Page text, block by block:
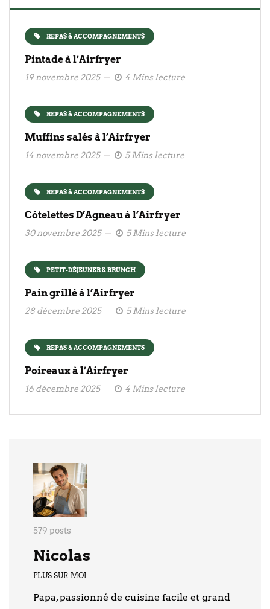
REPAS & ACCOMPAGNEMENTS
Pintade à l’Airfryer
19 novembre 2025 4 Mins lecture
REPAS & ACCOMPAGNEMENTS
Muffins salés à l’Airfryer
14 novembre 2025 5 Mins lecture
REPAS & ACCOMPAGNEMENTS
Côtelettes D’Agneau à l’Airfryer
30 novembre 2025 5 Mins lecture
PETIT-DÉJEUNER & BRUNCH
Pain grillé à l’Airfryer
28 décembre 2025 5 Mins lecture
REPAS & ACCOMPAGNEMENTS
Poireaux à l’Airfryer
16 décembre 2025 4 Mins lecture
579 posts
Nicolas
PLUS SUR MOI
Papa, passionné de cuisine facile et grand